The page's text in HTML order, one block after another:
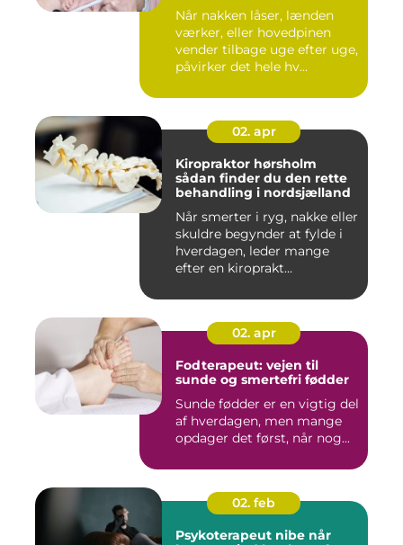
Når nakken låser, lænden
værker, eller hovedpinen
vender tilbage uge efter uge,
påvirker det hele hv...
02. apr
Kiropraktor hørsholm
sådan finder du den rette
behandling i nordsjælland
Når smerter i ryg, nakke eller
skuldre begynder at fylde i
hverdagen, leder mange
efter en kiroprakt...
02. apr
Fodterapeut: vejen til
sunde og smertefri fødder
Sunde fødder er en vigtig del
af hverdagen, men mange
opdager det først, når nog...
02. feb
Psykoterapeut nibe når